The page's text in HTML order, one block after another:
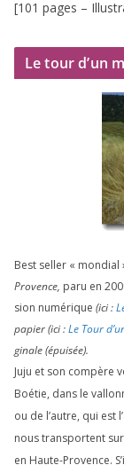
[101 pages –
Le tour d’un
Best sel­ler « mon­dial
Provence, paru en
sion numé­rique (ici :
papier (ici :Le Tour
gi­nale (épui­sée).
Juju et son com­père
Boétie, dans le
ou de l’autre, qui est
nous trans­portent
en Haute-Provence.